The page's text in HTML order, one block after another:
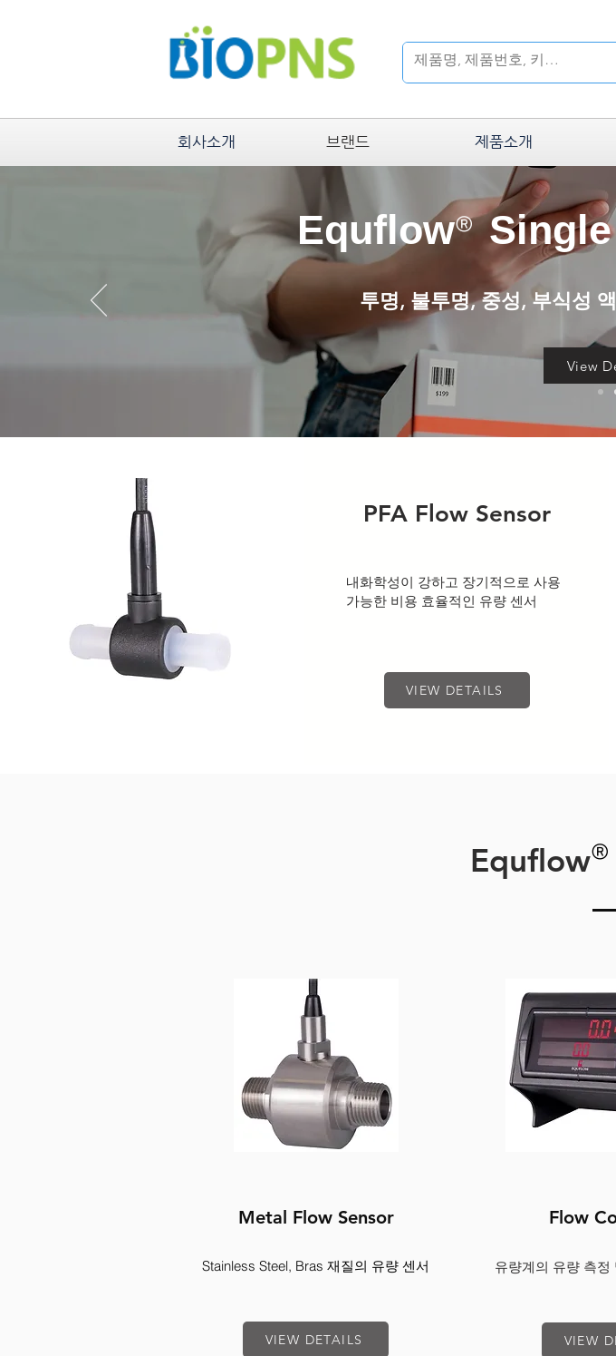
회사소개 브랜드 제품소개
Equflow®
투명, 불투명, 중성, 부식성
View
PFA Flow Sensor
내화학성이 강하고 장기적으로 사용
가능한 비용 효율적인 유량 센서
VIEW DETAILS
Equflow®
Metal Flow Sensor
Stainless Steel, Bras 재질의 유량 센서
VIEW DETAILS
Flow
유량계의 유량 측정
VIEW